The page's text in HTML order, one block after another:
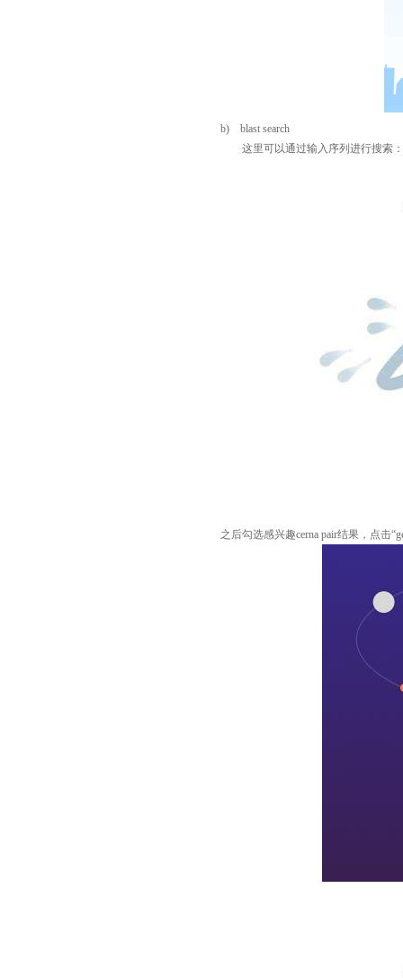
b) blast search
这里可以通过输入序列进行搜索：
之后勾选感兴趣cerna pair结果，点击